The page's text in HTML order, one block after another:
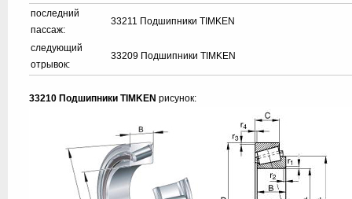
последний
пассаж:
33211 Подшипники TIMKEN
следующий
отрывок:
33209 Подшипники TIMKEN
33210 Подшипники TIMKEN рисунок: